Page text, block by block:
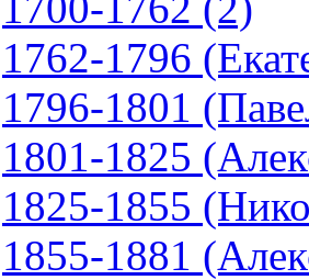
1762-1796
1796-1801
1801-1825
1825-1855
1855-1881